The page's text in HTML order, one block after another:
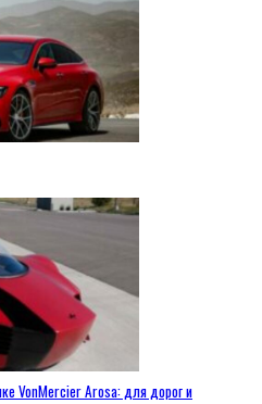
VonMercier Arosa: для дорог и